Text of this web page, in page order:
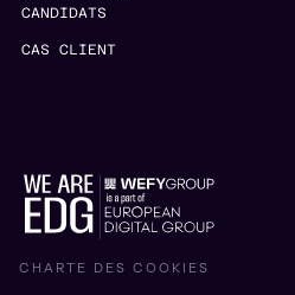
CANDIDATS
CAS CLIENT
CHARTE DES COOKIES